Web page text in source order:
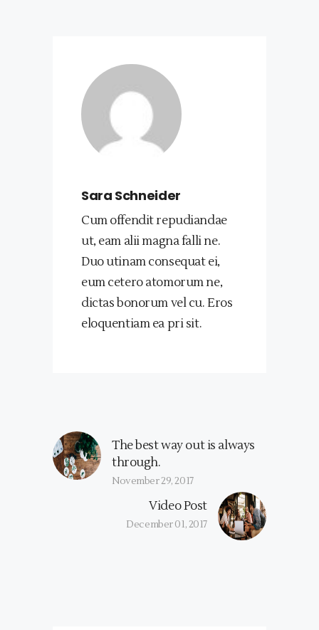
Sara Schneider
Cum offendit repudiandae
ut, eam alii magna falli ne.
Duo utinam consequat ei,
eum cetero atomorum ne,
dictas bonorum vel cu. Eros
eloquentiam ea pri sit.
The best way out is always
through.
November 29, 2017
Video Post
December 01, 2017